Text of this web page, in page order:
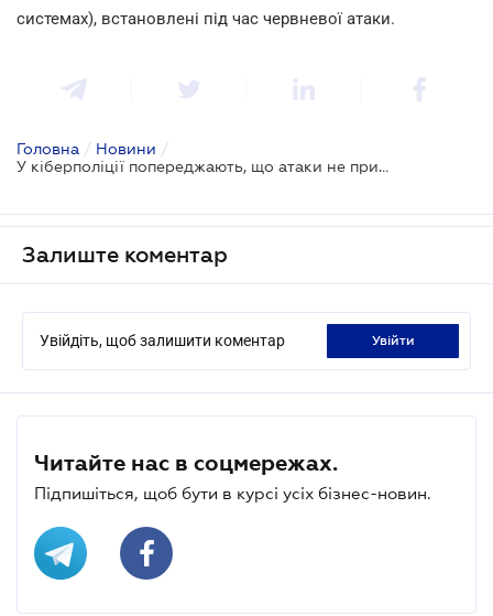
системах), встановлені під час червневої атаки.
Головна / Новини /
У кіберполіції попереджають, що атаки не припиняються
Залиште коментар
Увійдіть, щоб залишити коментар увійти
Читайте нас в соцмережах.
Підпишіться, щоб бути в курсі усіх бізнес-новин.